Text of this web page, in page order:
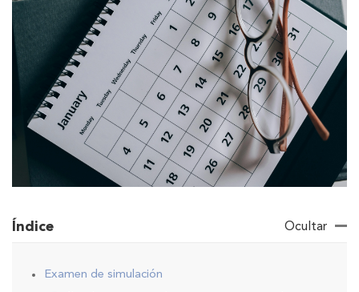
Índice Ocultar
Examen de simulación